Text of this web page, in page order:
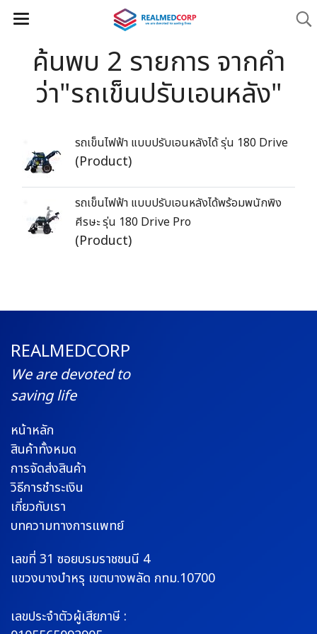
ค้นพบ 2 รายการ จากคำ
ว่า"รถเข็นปรับเอนหลัง"
รถเข็นไฟฟ้า แบบปรับเอนหลังได้ รุ่น 180 Drive
(Product)
รถเข็นไฟฟ้า แบบปรับเอนหลังได้พร้อมพนักพิง
ศีรษะ รุ่น 180 Drive Pro
(Product)
REALMEDCORP
We are devoted to
saving life
หน้าหลัก
สินค้าทั้งหมด
การจัดส่งสินค้า
วิธีการชำระเงิน
เกี่ยวกับเรา
บทความทางการแพทย์
เลขที่ 31 ซอยบรมราชชนนี 4
แขวงบางบำหรุ เขตบางพลัด กทม.10700
เลขประจำตัวผู้เสียภาษี :